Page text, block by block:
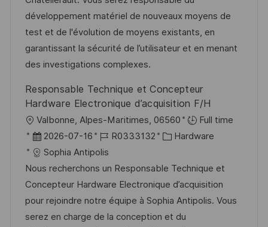
n
t
l
i
c
h
u
n
g
d
e
r
V
r
f
e
D
o
r
i
développement matériel de nouveaux moyens de
test et de l'évolution de moyens existants, en
garantissant la sécurité de l’utilisateur et en menant
des investigations complexes.
Responsable Technique et Concepteur
Hardware Electronique d’acquisition F/H
O
r
t
Valbonne, Alpes-Maritimes, 06560
Full time
D
a
t
u
m
d
2026-07-16
J
o
b
-
I
D
R0333132
K
t
e
g
o
Hardware
Sophia Antipolis
Nous recherchons un Responsable Technique et
Concepteur Hardware Electronique d’acquisition
pour rejoindre notre équipe à Sophia Antipolis. Vous
serez en charge de la conception et du